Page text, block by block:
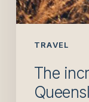
TRAVEL
The